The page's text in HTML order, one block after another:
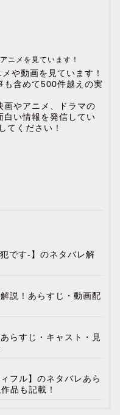
ニメを見ています！
や動画を見ています！
も含めて500件越えの実
画やアニメ、ドラマの
白い情報を発信してい
てください！
です-】のネタバレ解
説！あらすじ・動画配
らすじ・キャスト・見
フル】のネタバレあら
品も記載！